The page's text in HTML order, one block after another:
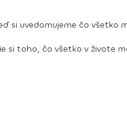
uvedomujeme čo všetko
si toho, čo všetko v živote